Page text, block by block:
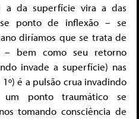
da superfície vira a das
ponto de inflexão – se
diríamos que se trata de
– bem como seu retorno
invade a superfície) nas
é a pulsão crua invadindo
um ponto traumático se
tomando consciência de